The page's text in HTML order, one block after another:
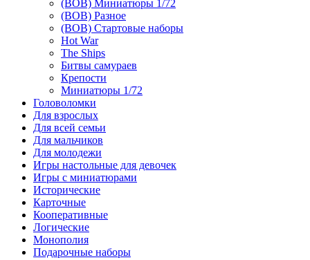
(ВОВ) Миниатюры 1/72
(ВОВ) Разное
(ВОВ) Стартовые наборы
Hot War
The Ships
Битвы самураев
Крепости
Миниатюры 1/72
Головоломки
Для взрослых
Для всей семьи
Для мальчиков
Для молодежи
Игры настольные для девочек
Игры с миниатюрами
Исторические
Карточные
Кооперативные
Логические
Монополия
Подарочные наборы